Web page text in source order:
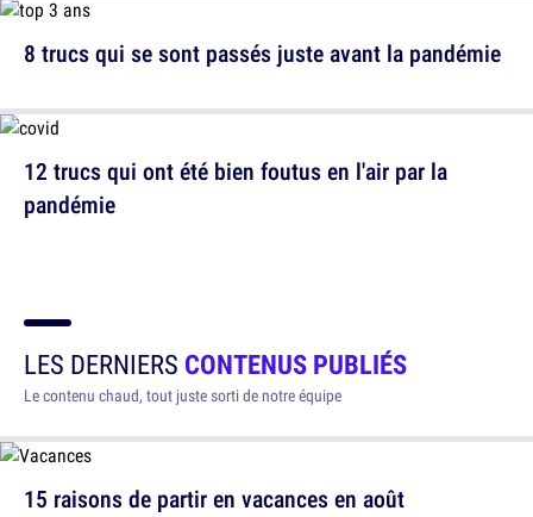
12 trucs qui ont été bien foutus en l'air par la
pandémie
8 trucs qui se sont passés juste avant la pandémie
LES DERNIERS CONTENUS PUBLIÉS
Le contenu chaud, tout juste sorti de notre équipe
15 raisons de partir en vacances en août